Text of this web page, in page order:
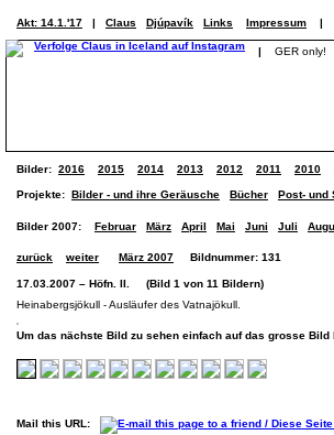
Akt: 14.1.'17 | Claus Djúpavík Links Impressum |
| GER only!
Bilder: 2016 2015 2014 2013 2012 2011 2010
Projekte: Bilder - und ihre Geräusche Bücher Post- und
Bilder 2007: Februar März April Mai Juni Juli
zurück weiter März 2007 Bildnummer: 131
17.03.2007 – Höfn. II. (Bild 1 von 11 Bildern)
Heinabergsjökull - Ausläufer des Vatnajökull.
Um das nächste Bild zu sehen einfach auf das grosse
Mail this URL: